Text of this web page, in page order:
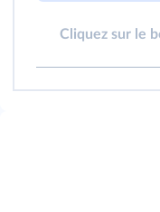
Cliquez sur le